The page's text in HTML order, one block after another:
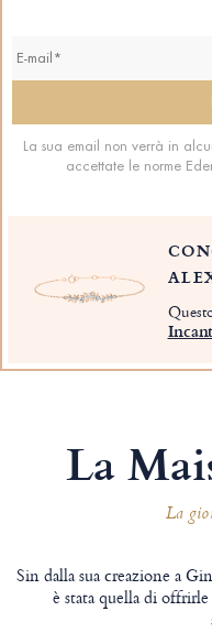
La sua email non verrà in
accettate le norme
La
La
Sin dalla sua creazione a
è stata quella di